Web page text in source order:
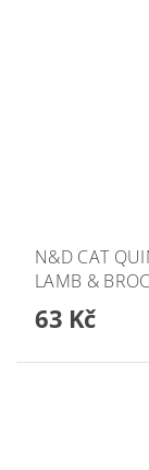
N&D CAT
LAMB &
63 Kč